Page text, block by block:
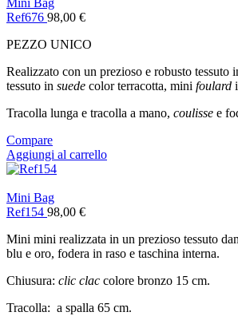
Mini Bag
Ref676 98,00 €
PEZZO UNICO
Realizzato con un prezioso e robusto tessuto
tessuto in suede color terracotta, mini foulard
Tracolla lunga e tracolla a mano, coulisse e
Compare
Aggiungi al carrello
Mini Bag
Ref154 98,00 €
Mini mini realizzata in un prezioso tessuto
blu e oro, fodera in raso e taschina interna.
Chiusura: clic clac colore bronzo 15 cm.
Tracolla: a spalla 65 cm.